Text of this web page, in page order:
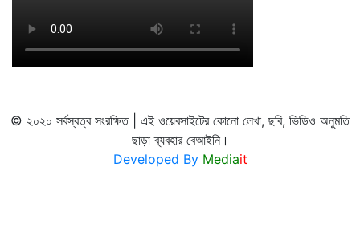
© ২০২০ সর্বস্বত্ব সংরক্ষিত | এই ওয়েবসাইটের কোনো লেখা, ছবি, ভিডিও অনুমতি
ছাড়া ব্যবহার বেআইনি।
Developed By Mediait